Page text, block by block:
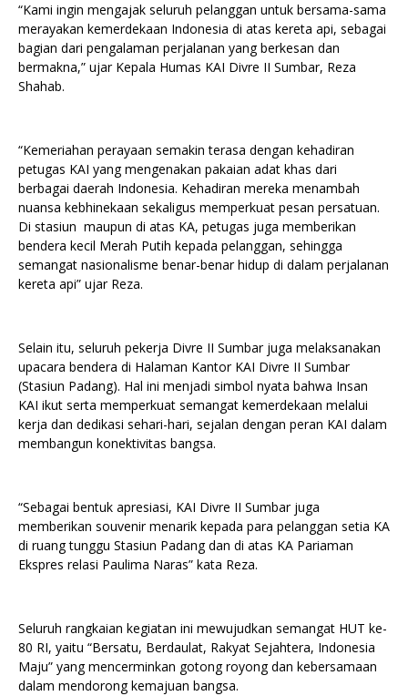
“Kami ingin mengajak seluruh pelanggan untuk bersama-sama
merayakan kemerdekaan Indonesia di atas kereta api, sebagai
bagian dari pengalaman perjalanan yang berkesan dan
bermakna,” ujar Kepala Humas KAI Divre II Sumbar, Reza
Shahab.
“Kemeriahan perayaan semakin terasa dengan kehadiran
petugas KAI yang mengenakan pakaian adat khas dari
berbagai daerah Indonesia. Kehadiran mereka menambah
nuansa kebhinekaan sekaligus memperkuat pesan persatuan.
Di stasiun maupun di atas KA, petugas juga memberikan
bendera kecil Merah Putih kepada pelanggan, sehingga
semangat nasionalisme benar-benar hidup di dalam perjalanan
kereta api” ujar Reza.
Selain itu, seluruh pekerja Divre II Sumbar juga melaksanakan
upacara bendera di Halaman Kantor KAI Divre II Sumbar
(Stasiun Padang). Hal ini menjadi simbol nyata bahwa Insan
KAI ikut serta memperkuat semangat kemerdekaan melalui
kerja dan dedikasi sehari-hari, sejalan dengan peran KAI dalam
membangun konektivitas bangsa.
“Sebagai bentuk apresiasi, KAI Divre II Sumbar juga
memberikan souvenir menarik kepada para pelanggan setia KA
di ruang tunggu Stasiun Padang dan di atas KA Pariaman
Ekspres relasi Paulima Naras” kata Reza.
Seluruh rangkaian kegiatan ini mewujudkan semangat HUT ke-
80 RI, yaitu “Bersatu, Berdaulat, Rakyat Sejahtera, Indonesia
Maju” yang mencerminkan gotong royong dan kebersamaan
dalam mendorong kemajuan bangsa.